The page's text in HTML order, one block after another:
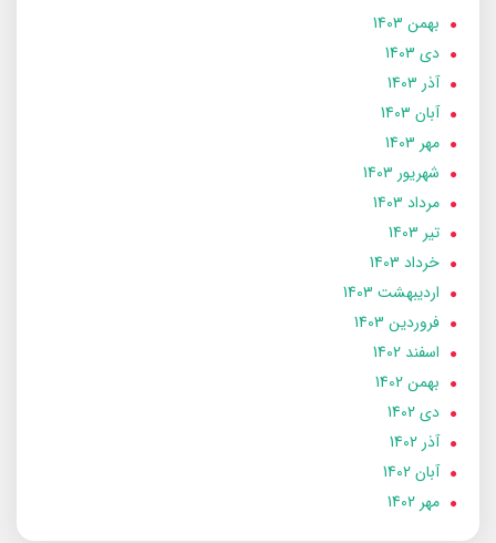
بهمن 1403
دی 1403
آذر 1403
آبان 1403
مهر 1403
شهریور 1403
مرداد 1403
تير 1403
خرداد 1403
ارديبهشت 1403
فروردین 1403
اسفند 1402
بهمن 1402
دی 1402
آذر 1402
آبان 1402
مهر 1402